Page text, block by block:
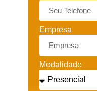
Empresa
Modalidade